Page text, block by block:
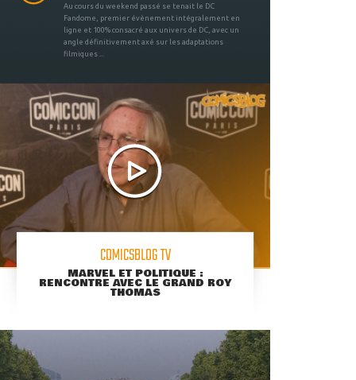
Au cours du weekend passé se tenait le DC
Fandome, premier évènement intégralement en
ligne et 100% consacré aux univers de DC, avec un
angle définitivement axé sur les adaptations
filmiques ...
COMICSBLOG TV
MARVEL ET POLITIQUE :
RENCONTRE AVEC LE GRAND ROY
THOMAS